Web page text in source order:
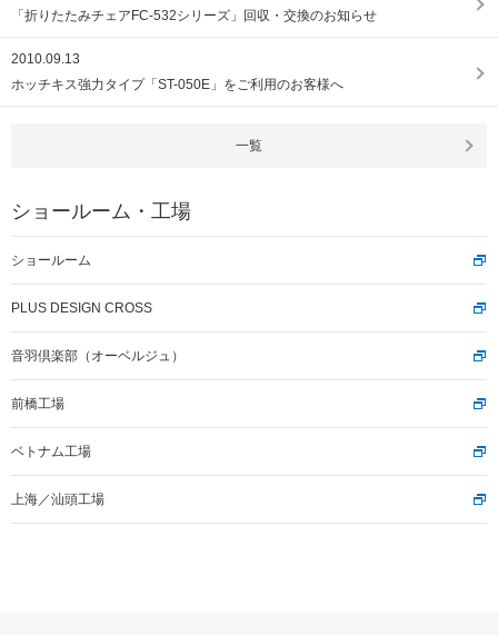
「折りたたみチェアFC-532シリーズ」回収・交換のお知らせ
2010.09.13
ホッチキス強力タイプ「ST-050E」をご利用のお客様へ
一覧
ショールーム・工場
ショールーム
PLUS DESIGN CROSS
音羽倶楽部（オーベルジュ）
前橋工場
ベトナム工場
上海／汕頭工場